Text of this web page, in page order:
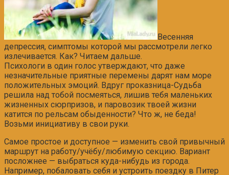
Весенняя
депрессия, симптомы которой мы рассмотрели легко
излечивается. Как? Читаем дальше.
Психологи в один голос утверждают, что даже
незначительные приятные перемены дарят нам море
положительных эмоций. Вдруг проказница-Судьба
решила над тобой посмеяться, лишив тебя маленьких
жизненных сюрпризов, и паровозик твоей жизни
катится по рельсам обыденности? Что ж, не беда!
Возьми инициативу в свои руки.
Самое простое и доступное — изменить свой привычный
маршрут на работу/учёбу/любимую секцию. Вариант
посложнее — выбраться куда-нибудь из города.
Например, побаловать себя и устроить поездку в Питер